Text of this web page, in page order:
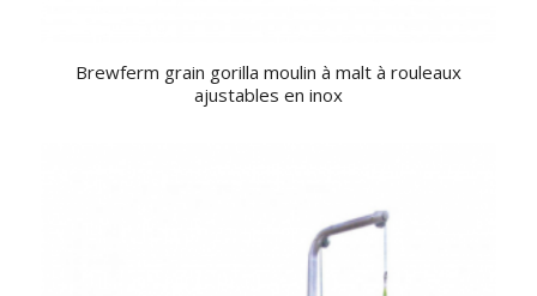
Brewferm grain gorilla moulin à malt à rouleaux
ajustables en inox